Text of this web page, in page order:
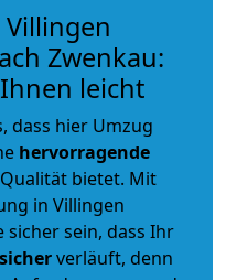
Zwenkau:
leicht
dass hier Umzug
hervorragende
bietet. Mit
in Villingen
sicher sein, dass Ihr
verläuft, denn